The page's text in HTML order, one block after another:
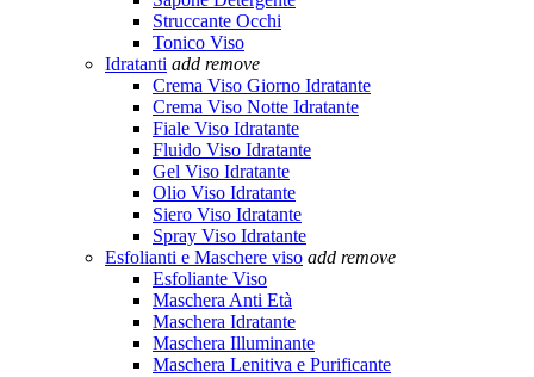
Struccante Occhi
Tonico Viso
Idratanti add remove
Crema Viso Giorno Idratante
Crema Viso Notte Idratante
Fiale Viso Idratante
Fluido Viso Idratante
Gel Viso Idratante
Olio Viso Idratante
Siero Viso Idratante
Spray Viso Idratante
Esfolianti e Maschere viso add remove
Esfoliante Viso
Maschera Anti Età
Maschera Idratante
Maschera Illuminante
Maschera Lenitiva e Purificante